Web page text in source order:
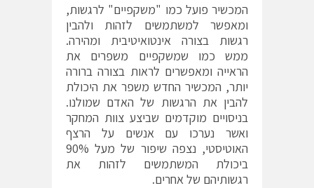
המכשיר פועל כמו "משקפיים" לרגשות,
ומאפשר למשתמשים לזהות ולהבין
רגשות בצורה אינטואיטיבית ומהירה.
ממש כמו שמשקפיים משפרים את
הראייה ומאפשרים לראות בצורה ברורה
יותר, המכשיר החדש משפר את היכולת
להבין את הרגשות של האדם שמולנו.
בניסויים מוקדמים שביצע צוות המחקר
ואשר נערכו עם אנשים על הרצף
האוטיסטי, נצפה שיפור של מעל 90%
ביכולת המשתמשים לזהות את
רגשותיהם של אחרים.